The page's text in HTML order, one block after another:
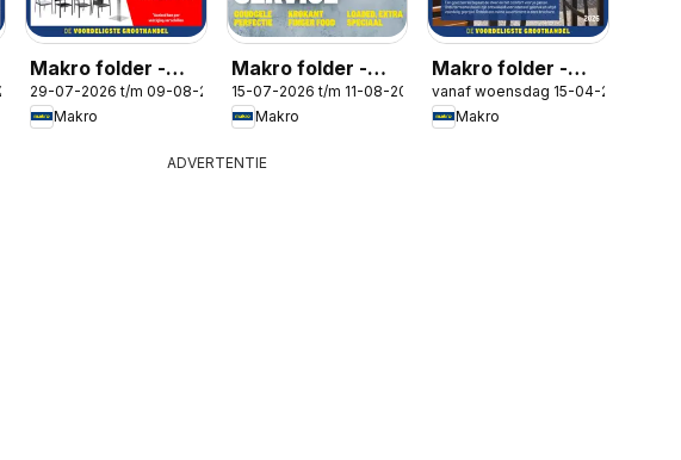
Makro folder -
Non food
29-07-2026 t/m 09-08-2026
Makro
Makro folder -
Horeca Magazine
4
15-07-2026 t/m 11-08-2026
Makro
Makro folder -
Terras & BBQ
vanaf woensdag 15-04-2026
Makro
ADVERTENTIE